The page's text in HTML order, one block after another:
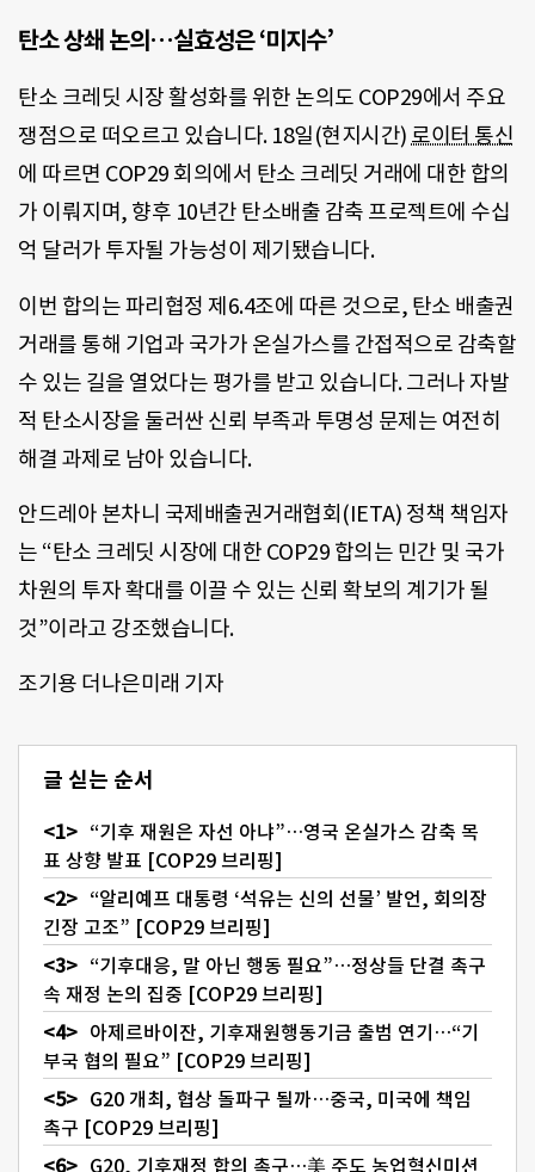
탄소 상쇄 논의…실효성은 ‘미지수’
탄소 크레딧 시장 활성화를 위한 논의도 COP29에서 주요
쟁점으로 떠오르고 있습니다. 18일(현지시간) 로이터 통신
에 따르면 COP29 회의에서 탄소 크레딧 거래에 대한 합의
가 이뤄지며, 향후 10년간 탄소배출 감축 프로젝트에 수십
억 달러가 투자될 가능성이 제기됐습니다.
이번 합의는 파리협정 제6.4조에 따른 것으로, 탄소 배출권
거래를 통해 기업과 국가가 온실가스를 간접적으로 감축할
수 있는 길을 열었다는 평가를 받고 있습니다. 그러나 자발
적 탄소시장을 둘러싼 신뢰 부족과 투명성 문제는 여전히
해결 과제로 남아 있습니다.
안드레아 본차니 국제배출권거래협회(IETA) 정책 책임자
는 “탄소 크레딧 시장에 대한 COP29 합의는 민간 및 국가
차원의 투자 확대를 이끌 수 있는 신뢰 확보의 계기가 될
것”이라고 강조했습니다.
조기용 더나은미래 기자
글 싣는 순서
“기후 재원은 자선 아냐”…영국 온실가스 감축 목
표 상향 발표 [COP29 브리핑]
“알리예프 대통령 ‘석유는 신의 선물’ 발언, 회의장
긴장 고조” [COP29 브리핑]
“기후대응, 말 아닌 행동 필요”…정상들 단결 촉구
속 재정 논의 집중 [COP29 브리핑]
아제르바이잔, 기후재원행동기금 출범 연기…“기
부국 협의 필요” [COP29 브리핑]
G20 개최, 협상 돌파구 될까…중국, 미국에 책임
촉구 [COP29 브리핑]
G20, 기후재정 합의 촉구…美 주도 농업혁신미션